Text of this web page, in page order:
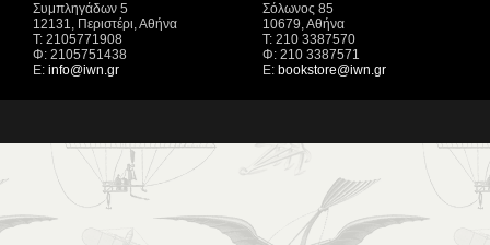
Συμπληγάδων 5
12131, Περιστέρι, Αθήνα
Τ: 2105771908
Φ: 2105751438
Ε: info@iwn.gr
Σόλωνος 85
10679, Αθήνα
Τ: 210 3387570
Φ: 210 3387571
Ε: bookstore@iwn.gr